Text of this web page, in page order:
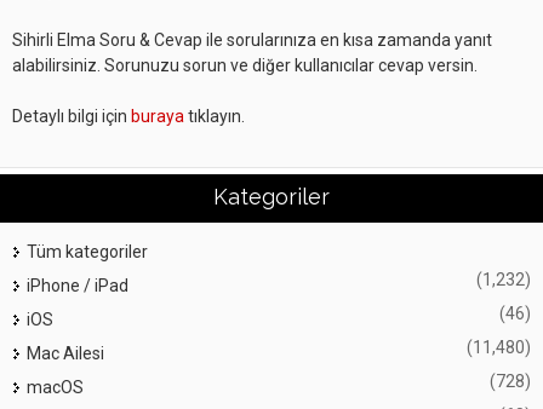
Sihirli Elma Soru & Cevap ile sorularınıza en kısa zamanda yanıt
alabilirsiniz. Sorunuzu sorun ve diğer kullanıcılar cevap versin.
Detaylı bilgi için buraya tıklayın.
Kategoriler
Tüm kategoriler
iPhone / iPad
(1,232)
iOS (46)
Mac Ailesi (11,480)
macOS (728)